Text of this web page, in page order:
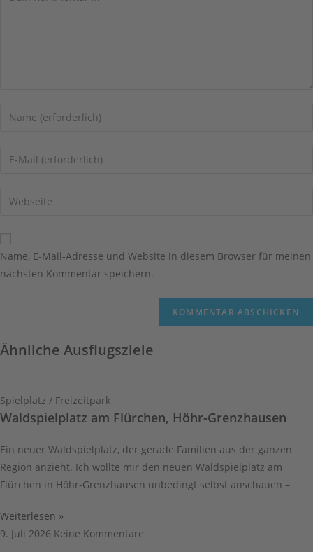
Gib
oder
zum
Gib
Mail-
Kommentieren
ein
Gib
Name, E-Mail-Adresse und Website in diesem Browser für meinen
nächsten Kommentar speichern.
Ähnliche Ausflugsziele
Spielplatz / Freizeitpark
Waldspielplatz am Flürchen, Höhr-Grenzhausen
Ein neuer Waldspielplatz, der gerade Familien aus der ganzen
Region anzieht. Ich wollte mir den neuen Waldspielplatz am
Flürchen in Höhr-Grenzhausen unbedingt selbst anschauen –
Weiterlesen »
9. Juli 2026 Keine Kommentare